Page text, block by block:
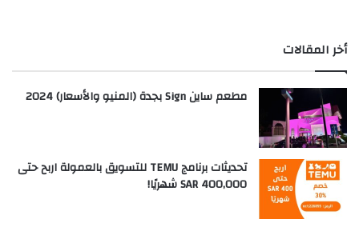
أخر المقالات
مطعم ساين Sign بجدة (المنيو والأسعار) 2024
تحديثات برنامج TEMU للتسويق بالعمولة اربح حتى
SAR 400,000 شهريًا!